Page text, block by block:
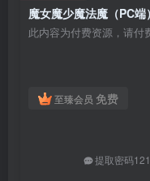
魔女魔少魔法魔（PC端）
此内容为付费资源，请付
至臻会员 免费
提取密码